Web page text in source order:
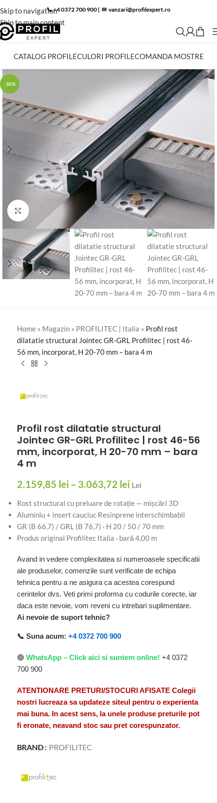
Skip to navigation
Skip to main content
📞 +4 0372 700 900 | ✉︎ vanzari@profilexpert.ro
CATALOG PROFILECULORI PROFILECOMANDA MOSTRE
-30%
Click to enlarge
Home » Magazin » PROFILITEC | Italia » Profil rost
dilatatie structural Jointec GR-GRL Profilitec | rost 46-
56 mm, incorporat, H 20-70 mm – bara 4 m
Profil rost dilatatie structural
Jointec GR-GRL Profilitec | rost 46-56
mm, incorporat, H 20-70 mm – bara
4 m
2.159,85 lei – 3.063,72 lei Lei
Rost structural cu preluare de rotație — mișcări 3D
Aluminiu + insert cauciuc Resinprene interschimbabil
GR (B 66,7) / GRL (B 76,7) · H 20 / 50 / 70 mm
Produs original Profilitec Italia · bară 4,00 m
Avand in vedere complexitatea si numeroasele specificatii
ale produselor, comenzile sunt verificate de echipa
tehnica pentru a ne asigura ca acestea corespund
cerintelor dvs. Veti primi proforma cu codurile corecte, iar
daca este nevoie, vom reveni cu intrebari suplimentare.
Ai nevoie de suport tehnic?
📞 Suna acum: +4 0372 700 900
🟢 WhatsApp – Click aici si suntem online! +4 0372
700 900
ATENTIONARE PRETURI/STOCURI AFISATE Colegii
nostri lucreaza sa updateze siteul pentru o experienta
mai buna. In acest sens, la unele produse preturile pot
fi eronate, neavand stoc sau pret corespunzator.
BRAND PROFILITEC